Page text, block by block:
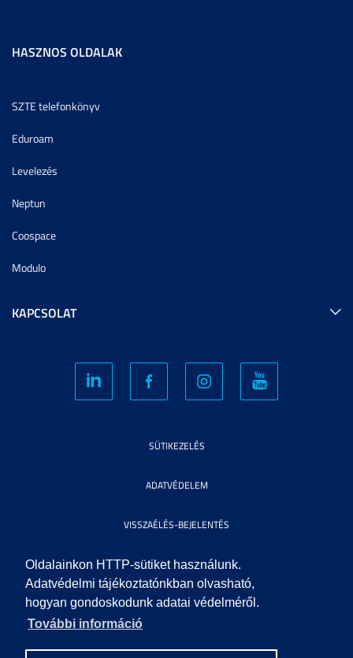
Oldalainkon HTTP-sütiket használunk.
Adatvédelmi tájékoztatónkban olvasható,
hogyan gondoskodunk adatai védelméről.
További információ
HASZNOS OLDALAK
SZTE telefonkönyv
Eduroam
Levelezés
Neptun
Coospace
Modulo
KAPCSOLAT
SÜTIKEZELÉS
ADATVÉDELEM
VISSZAÉLÉS-BEJELENTÉS
KÖZÉRDEKŰ ADATOK
IMPRESSZUM